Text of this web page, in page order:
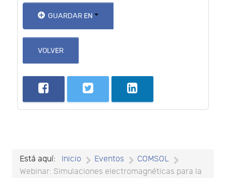
GUARDAR EN
VOLVER
Está aquí: Inicio Eventos
COMSOL
Webinar: Simulaciones electromagnéticas para la